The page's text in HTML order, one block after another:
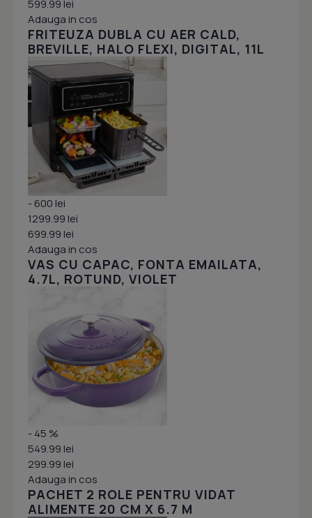
599.99 lei
Adauga in cos
FRITEUZA DUBLA CU AER CALD,
BREVILLE, HALO FLEXI, DIGITAL, 11L
- 600 lei
1299.99 lei
699.99 lei
Adauga in cos
VAS CU CAPAC, FONTA EMAILATA,
4.7L, ROTUND, VIOLET
- 45 %
549.99 lei
299.99 lei
Adauga in cos
PACHET 2 ROLE PENTRU VIDAT
ALIMENTE 20 CM X 6.7 M